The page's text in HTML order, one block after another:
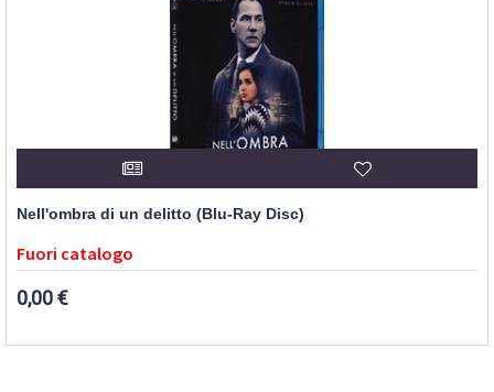
Nell'ombra di un delitto (Blu-Ray Disc)
Fuori catalogo
0,00 €